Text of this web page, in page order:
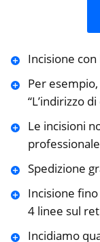
Incisione
Per
“L’indirizzo
Le incisioni
Spedizione
Incisione
4 linee sul
Incidiamo